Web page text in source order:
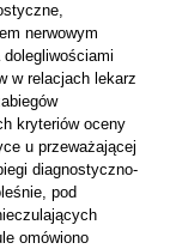
nerwowym
w relacjach lekarz
kryteriów oceny
u przeważającej
diagnostyczno-
pod
omówiono